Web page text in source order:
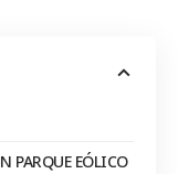
PARQUE EÓLICO